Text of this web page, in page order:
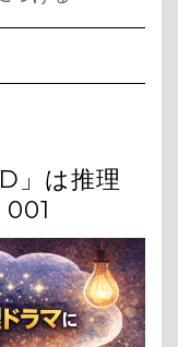
」は推理